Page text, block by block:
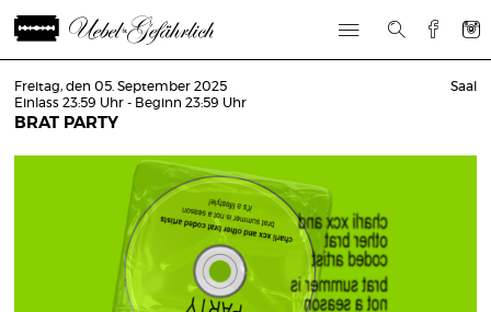
Freitag, den 05. September 2025
Einlass 23:59 Uhr - Beginn 23:59 Uhr
BRAT PARTY
Saal